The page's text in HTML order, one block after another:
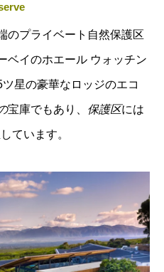
のプライベート自然保護区
ベイのホエール ウォッチン
星の豪華なロッジのエコ
宝庫でもあり、 保護区には
ています。